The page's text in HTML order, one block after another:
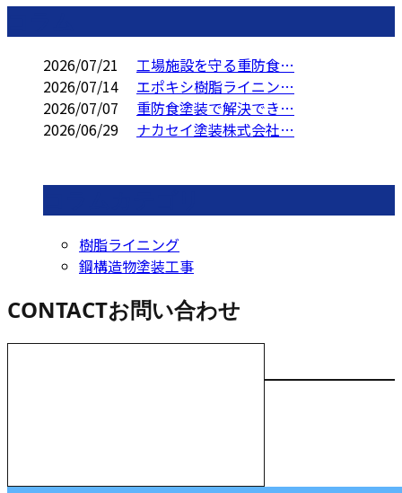
2026/07/21
工場施設を守る重防食…
2026/07/14
エポキシ樹脂ライニン…
2026/07/07
重防食塗装で解決でき…
2026/06/29
ナカセイ塗装株式会社…
樹脂ライニング
鋼構造物塗装工事
CONTACTお問い合わせ